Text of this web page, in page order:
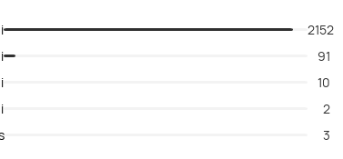
2152
91
10
2
3